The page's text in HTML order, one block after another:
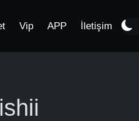
Vip APP İletişim